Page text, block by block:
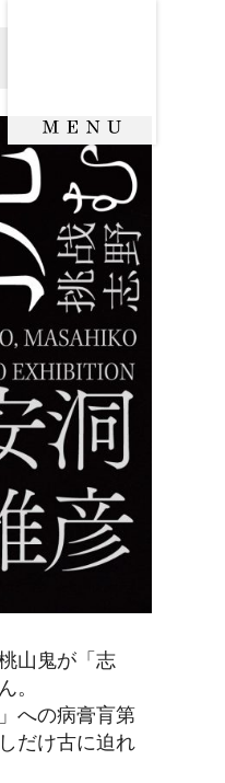
山鬼が「志
。
への病膏肓第
だけ古に迫れ